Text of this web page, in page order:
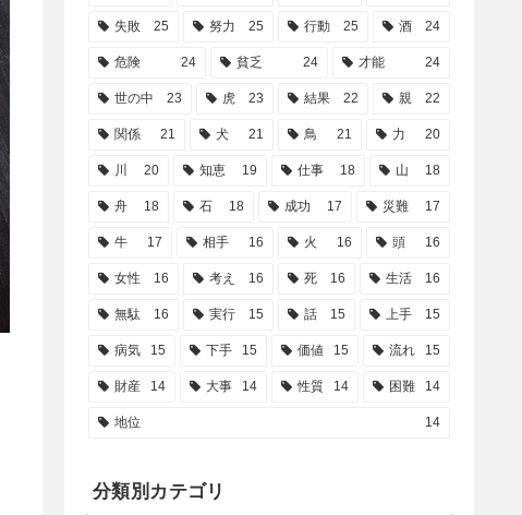
失敗 25 努力 25 行動 25 酒 24
危険 24 貧乏 24 才能 24
世の中 23 虎 23 結果 22 親 22
関係 21 犬 21 鳥 21 力 20
川 20 知恵 19 仕事 18 山 18
舟 18 石 18 成功 17 災難 17
牛 17 相手 16 火 16 頭 16
女性 16 考え 16 死 16 生活 16
無駄 16 実行 15 話 15 上手 15
病気 15 下手 15 価値 15 流れ 15
財産 14 大事 14 性質 14 困難 14
地位 14
分類別カテゴリ